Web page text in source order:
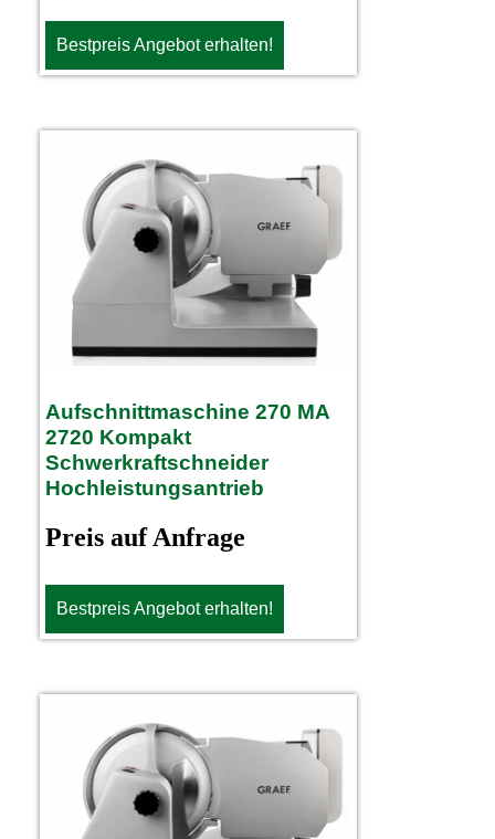
Bestpreis Angebot erhalten!
Aufschnittmaschine 270 MA
2720 Kompakt
Schwerkraftschneider
Hochleistungsantrieb
Preis auf Anfrage
Bestpreis Angebot erhalten!